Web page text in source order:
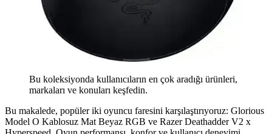
Bu koleksiyonda kullanıcıların en çok aradığı ürünleri,
markaları ve konuları keşfedin.
Bu makalede, popüler iki oyuncu faresini karşılaştırıyoruz: Glorious
Model O Kablosuz Mat Beyaz RGB ve Razer Deathadder V2 x